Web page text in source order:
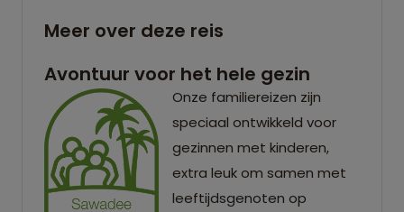
Meer over deze reis
Avontuur voor het hele gezin
Onze familiereizen zijn
speciaal ontwikkeld voor
gezinnen met kinderen,
extra leuk om samen met
leeftijdsgenoten op